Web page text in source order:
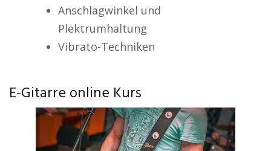
Anschlagwinkel und
Plektrumhaltung
Vibrato-Techniken
E-Gitarre online Kurs